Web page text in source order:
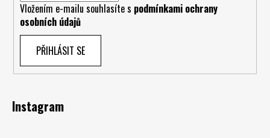
Vložením e-mailu souhlasíte s podmínkami ochrany
osobních údajů
PŘIHLÁSIT SE
Instagram